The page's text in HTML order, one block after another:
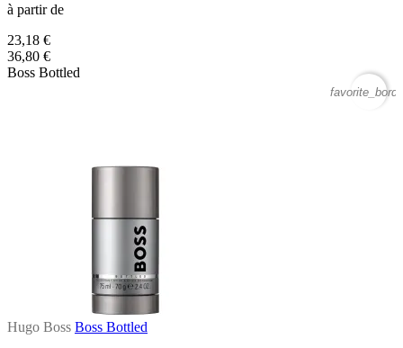
à partir de
23,18 €
36,80 €
Boss Bottled
Hugo Boss Boss Bottled